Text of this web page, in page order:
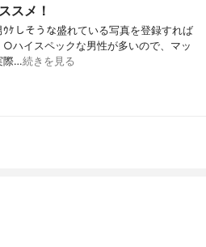
スメ！
ｹしそうな盛れている写真を登録すれば
ハイスペックな男性が多いので、マッ
際…続きを見る